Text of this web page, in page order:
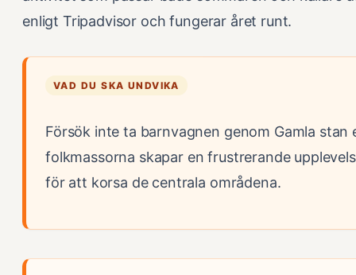
enligt Tripadvisor och fungerar året runt.
VAD DU SKA UNDVIKA
Försök inte ta barnvagnen genom Gamla
folkmassorna skapar en frustrerande
för att korsa de centrala områdena.